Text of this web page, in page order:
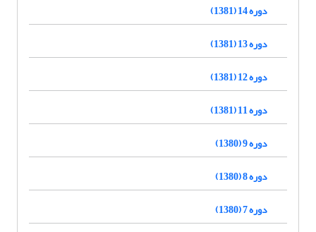
دوره 14 (1381)
دوره 13 (1381)
دوره 12 (1381)
دوره 11 (1381)
دوره 9 (1380)
دوره 8 (1380)
دوره 7 (1380)